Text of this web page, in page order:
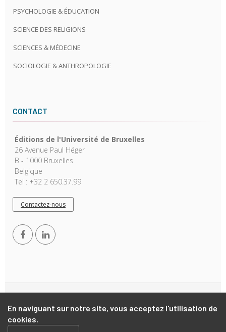
En naviguant sur notre site, vous acceptez l'utilisation de
cookies.
PSYCHOLOGIE & ÉDUCATION
SCIENCE DES RELIGIONS
SCIENCES & MÉDECINE
SOCIOLOGIE & ANTHROPOLOGIE
CONTACT
Éditions de l'Université de Bruxelles
26 Avenue Paul Héger
B - 1000 Bruxelles
Belgique
Tel : +32 2 650.37.99
Contactez-nous
Reserved